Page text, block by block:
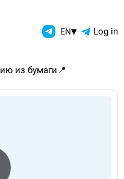
— EN▾ Log in
из бумаги📍